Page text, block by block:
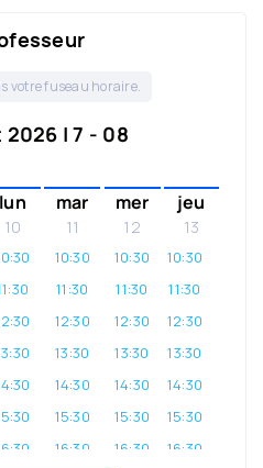
votre fuseau horaire.
2026 | 7 - 08
lun
10
mar
11
mer
12
jeu
13
10:30
11:30
12:30
13:30
14:30
15:30
16:30
10:30
11:30
12:30
13:30
14:30
15:30
16:30
10:30
11:30
12:30
13:30
14:30
15:30
16:30